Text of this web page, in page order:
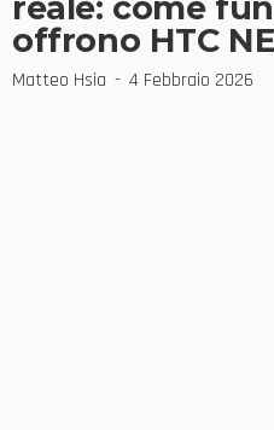
offrono HTC
Matteo Hsia 4 Febbraio 2026